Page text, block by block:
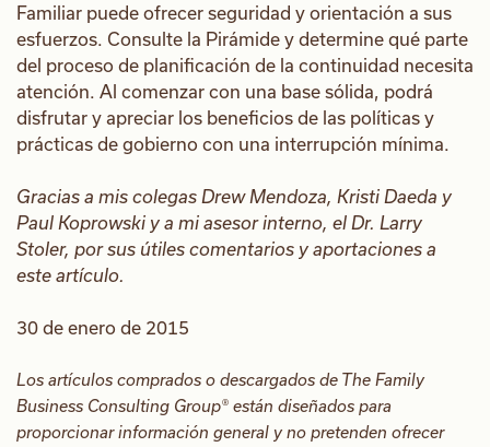
Familiar puede ofrecer seguridad y orientación a sus
esfuerzos. Consulte la Pirámide y determine qué parte
del proceso de planificación de la continuidad necesita
atención. Al comenzar con una base sólida, podrá
disfrutar y apreciar los beneficios de las políticas y
prácticas de gobierno con una interrupción mínima.
Gracias a mis colegas Drew Mendoza, Kristi Daeda y
Paul Koprowski y a mi asesor interno, el Dr. Larry
Stoler, por sus útiles comentarios y aportaciones a
este artículo.
30 de enero de 2015
Los artículos comprados o descargados de The Family
Business Consulting Group® están diseñados para
proporcionar información general y no pretenden ofrecer